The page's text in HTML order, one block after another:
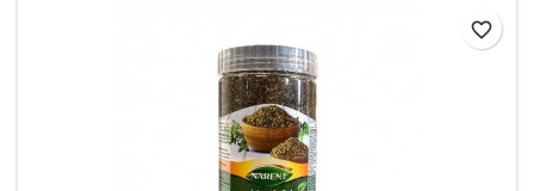
favorite_border